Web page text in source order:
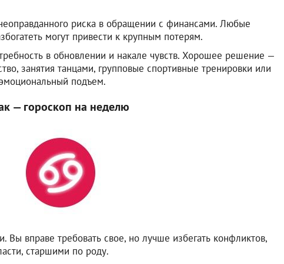
риска в обращении с финансами. Любые
могут привести к крупным потерям.
в обновлении и накале чувств. Хорошее решение —
занятия танцами, групповые спортивные тренировки или
подъем.
— гороскоп на неделю
Вы вправе требовать свое, но лучше избегать конфликтов,
старшими по роду.